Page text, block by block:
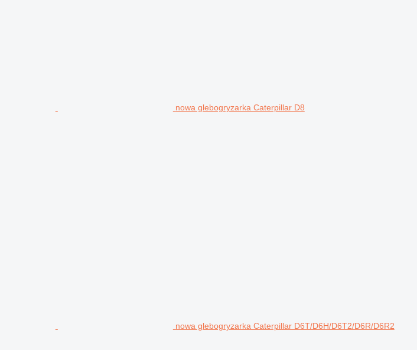
nowa glebogryzarka Caterpillar D8
nowa glebogryzarka Caterpillar D6T/D6H/D6T2/D6R/D6R2